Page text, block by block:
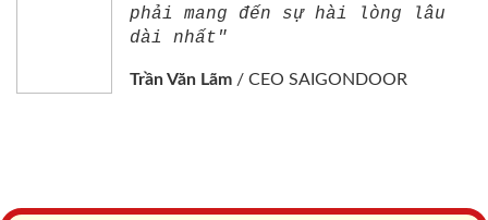
phải mang đến sự hài lòng lâu
dài nhất"
Trần Văn Lãm / CEO SAIGONDOOR